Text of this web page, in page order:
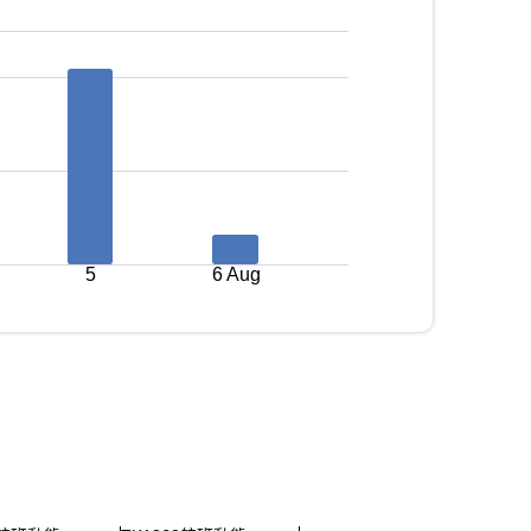
5 6 Aug